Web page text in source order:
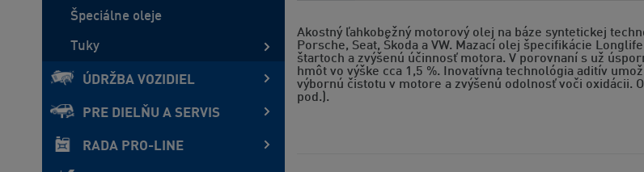
Špeciálne oleje
Tuky
ÚDRŽBA VOZIDIEL
PRE DIELŇU A SERVIS
RADA PRO-LINE
Akostný ľahkobežný motorový olej na báze syntetickej
Porsche, Seat, Škoda a VW. Mazací olej špecifikácie
štartoch a zvýšenú účinnosť motora. V porovnaní s už
hmôt vo výške cca 1,5 %. Inovatívna technológia aditív
výbornú čistotu v motore a zvýšenú odolnosť voči oxidácii.
pod.).